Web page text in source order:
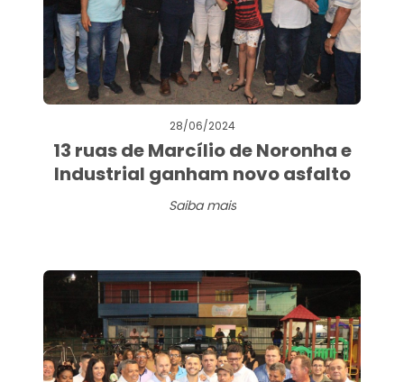
28/06/2024
13 ruas de Marcílio de Noronha e
Industrial ganham novo asfalto
Saiba mais